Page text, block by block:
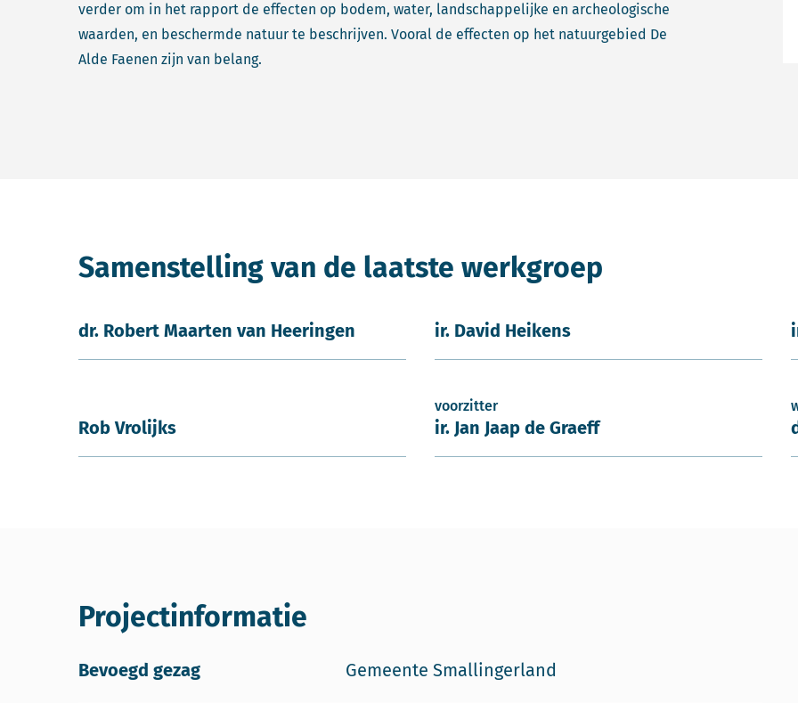
verder om in het rapport de effecten op bodem, water, landschappelijke en archeologische
waarden, en beschermde natuur te beschrijven. Vooral de effecten op het natuurgebied De
Alde Faenen zijn van belang.
Samenstelling van de laatste werkgroep
dr. Robert Maarten van Heeringen ir. David Heikens
Rob Vrolijks
voorzitter
ir. Jan Jaap de Graeff
Projectinformatie
Bevoegd gezag Gemeente Smallingerland